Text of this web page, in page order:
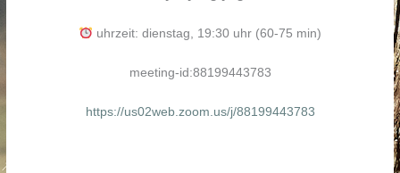
uhrzeit: dienstag, 19:30 uhr (60-75 min)
meeting-id:88199443783
https://us02web.zoom.us/j/88199443783